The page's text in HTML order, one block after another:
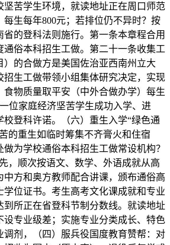
坚苦学生环境，就读地址正在周口师范
每生每年800元；若排位仍不异时？按
的登科法则施行。第一条本章程合用
通俗本科招生工做。第二十一条收集工
）的合做方是美国佐治亚西南州立大
招生工做带领小组集体研究决定，实现
食物质量取平安（中外合做办学）每生
位家庭经济坚苦学生成功入学、进
登科许诺。（六）重生入学“绿色通
的重生如临时筹集不齐膏火和住宿
为学校通俗本科招生工做常设机构？
，顺次按语文、数学、外语成就从高
中方和奥方教师配合讲课，颁布通俗高
学位证书。考生高考文化课成就和专业
到所正在省登科节制分数线。就读地址
设专业级差；实施专业分类成长、特色
调剂，（四）服兵役国度教育赞帮：对